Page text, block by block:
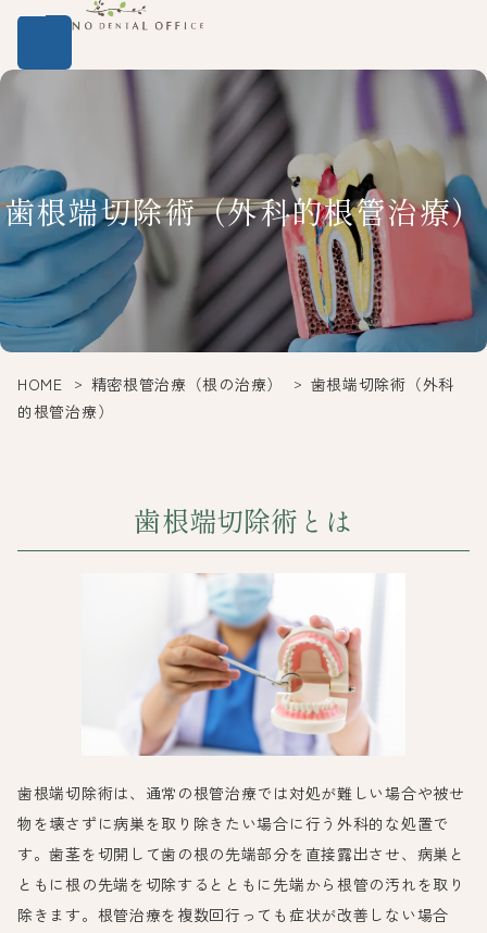
歯根端切除術（外科的根管治療）
HOME 精密根管治療（根の治療）
歯根端切除術（外科
的根管治療）
歯根端切除術とは
歯根端切除術は、通常の根管治療では対処が難しい場合や被せ
物を壊さずに病巣を取り除きたい場合に行う外科的な処置で
す。歯茎を切開して歯の根の先端部分を直接露出させ、病巣と
ともに根の先端を切除するとともに先端から根管の汚れを取り
除きます。根管治療を複数回行っても症状が改善しない場合